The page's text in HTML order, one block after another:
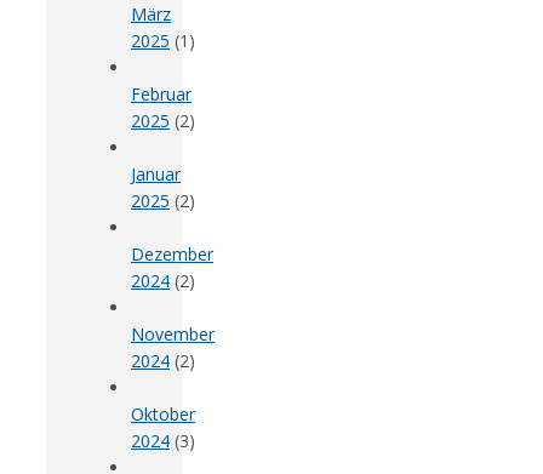
März
2025 (1)
Februar
2025 (2)
Januar
2025 (2)
Dezember
2024 (2)
November
2024 (2)
Oktober
2024 (3)